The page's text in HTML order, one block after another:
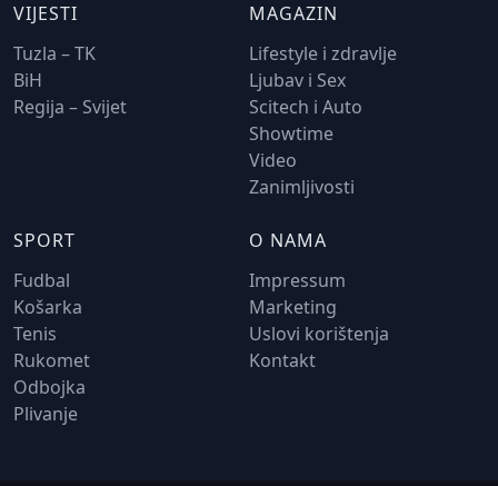
VIJESTI
Tuzla – TK
BiH
Regija – Svijet
MAGAZIN
Lifestyle i zdravlje
Ljubav i Sex
Scitech i Auto
Showtime
Video
Zanimljivosti
SPORT
Fudbal
Košarka
Tenis
Rukomet
Odbojka
Plivanje
O NAMA
Impressum
Marketing
Uslovi korištenja
Kontakt